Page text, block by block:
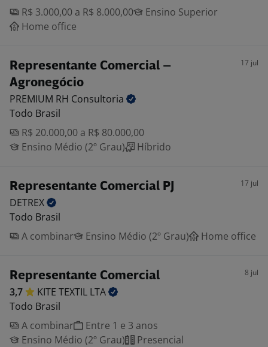
R$ 3.000,00 a R$ 8.000,00
Ensino Superior
Home office
Representante Comercial –
Agronegócio
17 jul
PREMIUM RH Consultoria
Todo Brasil
R$ 20.000,00 a R$ 80.000,00
Ensino Médio (2º Grau)
Híbrido
Representante Comercial PJ 17 jul
DETREX
Todo Brasil
A combinar
Ensino Médio (2º Grau) Home office
Representante Comercial 8 jul
3,7 KITE TEXTIL LTA
Todo Brasil
A combinar
Entre 1 e 3 anos
Ensino Médio (2º Grau)
Presencial